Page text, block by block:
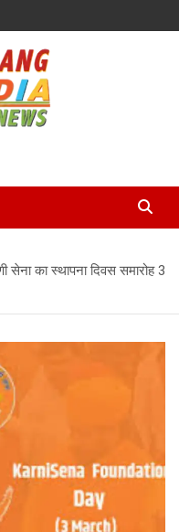
सेना का स्थापना दिवस समारोह 3